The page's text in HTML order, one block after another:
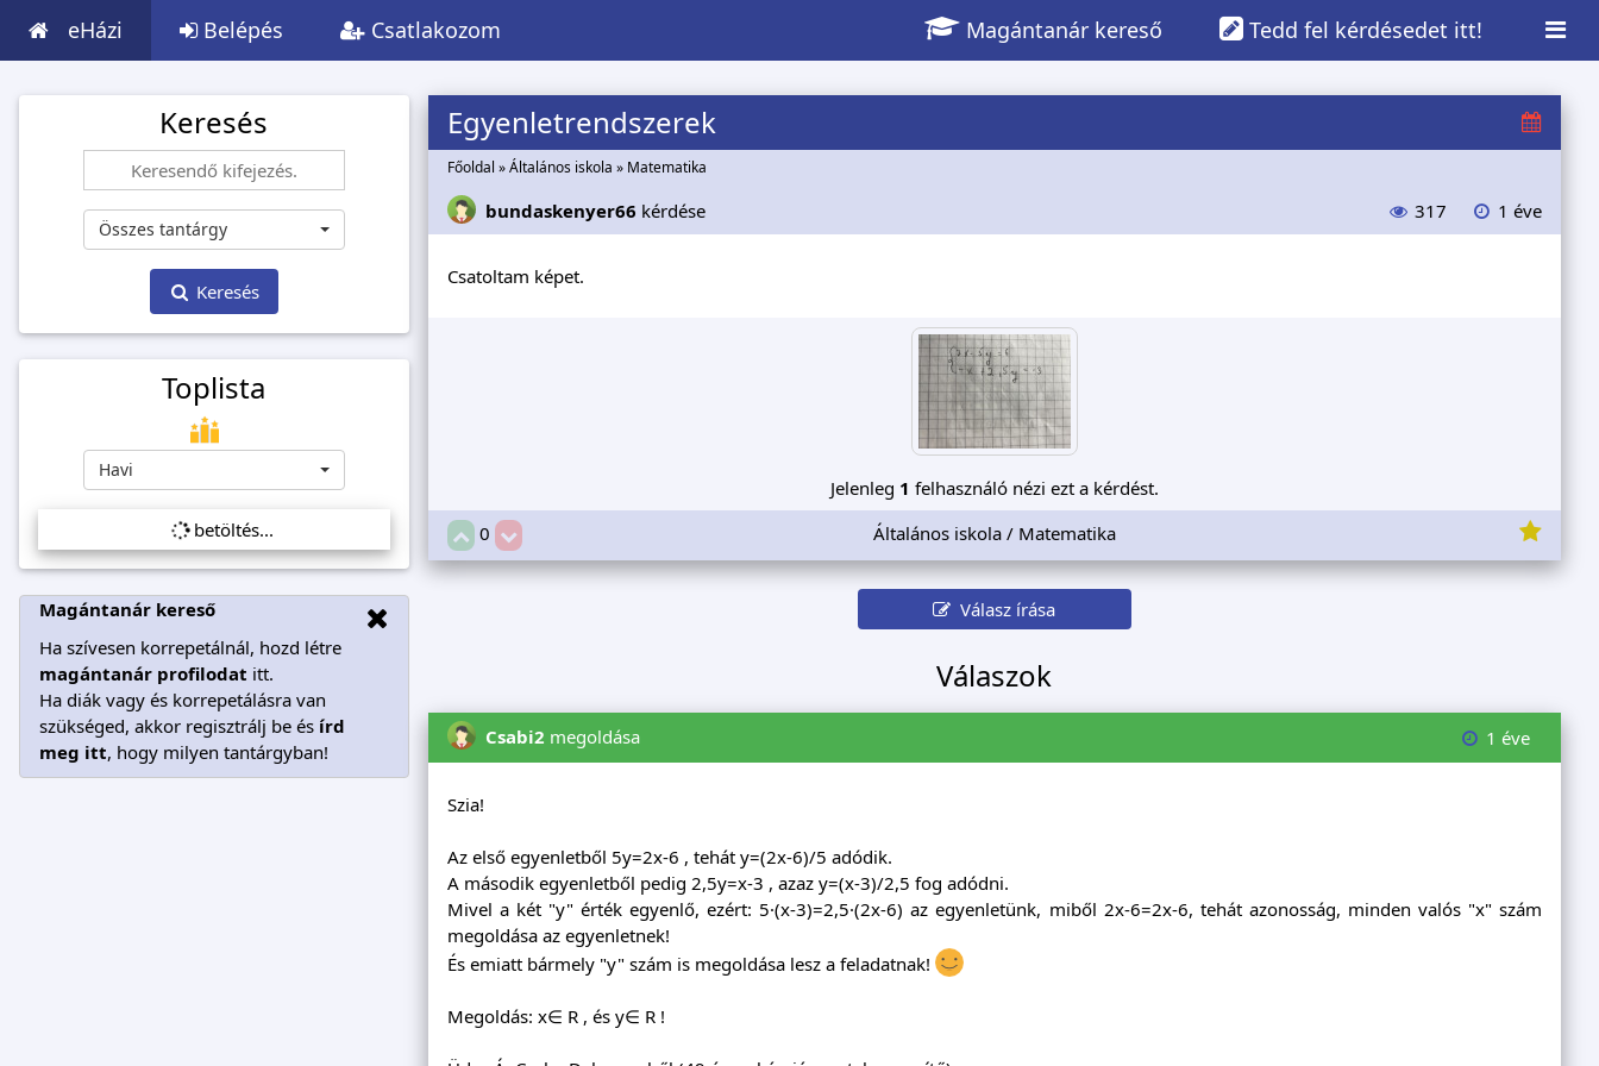
eHázi Belépés Csatlakozom Tedd fel kérdésedet itt!
Magántanár kereső
Keresés
Összes tantárgy
Keresés
Toplista
Havi
betöltés...
Magántanár kereső
Ha szívesen korrepetálnál, hozd létre
magántanár profilodat itt.
Ha diák vagy és korrepetálásra van
szükséged, akkor regisztrálj be és írd
meg itt, hogy milyen tantárgyban!
Egyenletrendszerek
Főoldal »Általános iskola » Matematika
bundaskenyer66 kérdése 317 1 éve
Csatoltam képet.
Jelenleg 1 felhasználó nézi ezt a kérdést.
0
Általános iskola / Matematika
Válasz írása
Válaszok
Csabi2 megoldása 1 éve
Szia!
Az első egyenletből 5y=2x-6 , tehát y=(2x-6)/5 adódik.
A második egyenletből pedig 2,5y=x-3 , azaz y=(x-3)/2,5 fog adódni.
Mivel a két "y" érték egyenlő, ezért: 5·(x-3)=2,5·(2x-6) az egyenletünk, miből 2x-6=2x-6, tehát azonosság, minden valós "x" szám
megoldása az egyenletnek!
És emiatt bármely "y" szám is megoldása lesz a feladatnak!
Megoldás: x∈ R , és y∈ R !